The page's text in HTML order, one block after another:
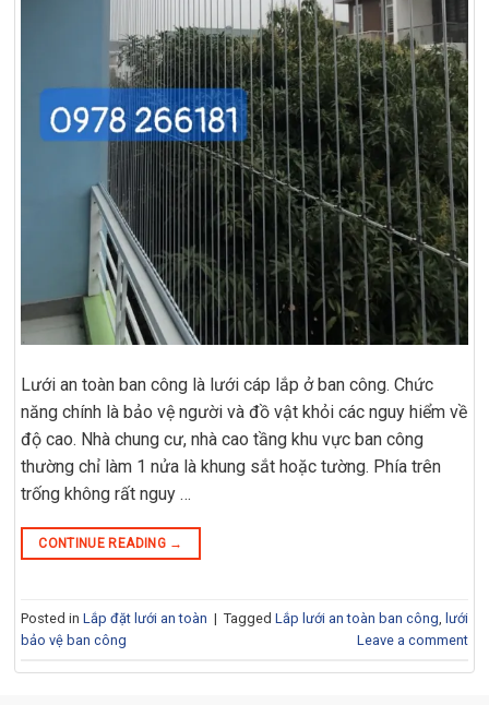
Lưới an toàn ban công là lưới cáp lắp ở ban công. Chức
năng chính là bảo vệ người và đồ vật khỏi các nguy hiểm về
độ cao. Nhà chung cư, nhà cao tầng khu vực ban công
thường chỉ làm 1 nửa là khung sắt hoặc tường. Phía trên
trống không rất nguy …
CONTINUE READING →
Posted in Lắp đặt lưới an toàn | Tagged Lắp lưới an toàn ban công
lưới
bảo vệ ban công
Leave a comment